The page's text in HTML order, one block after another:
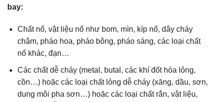
bay:
Chất nổ, vật liệu nổ như bom, mìn, kíp nổ, dây cháy
chậm, pháo hoa, pháo bông, pháo sáng, các loại chất
nổ khác, đạn…
Các chất dễ cháy (metal, butal, các khí đốt hóa lỏng,
cồn…) hoặc các loại chất lỏng dễ cháy (xăng, dầu, sơn,
dung môi pha sơn…) hoặc các loại chất rắn, vật liệu,